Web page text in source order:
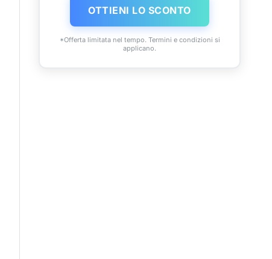
OTTIENI LO SCONTO
*Offerta limitata nel tempo. Termini e condizioni si
applicano.